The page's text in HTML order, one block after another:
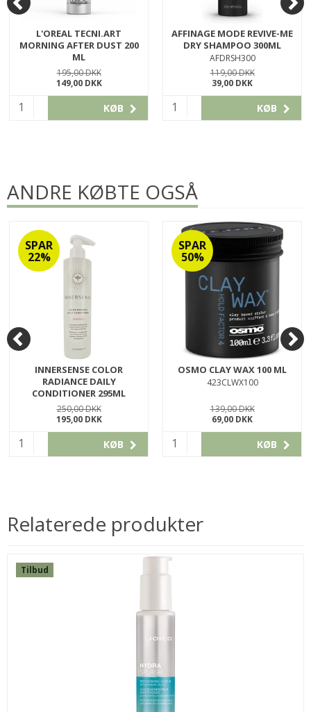
L'OREAL TECNI.ART
MORNING AFTER DUST 200
ML
LTAMORN200
195,00 DKK
149,00 DKK
KØB
AFFINAGE MODE REVIVE-ME
DRY SHAMPOO 300ML
AFDRSH300
119,00 DKK
39,00 DKK
KØB
ANDRE KØBTE OGSÅ
SPAR
22%
INNERSENSE COLOR
RADIANCE DAILY
CONDITIONER 295ML
ISCOLCON294
250,00 DKK
195,00 DKK
KØB
SPAR
50%
OSMO CLAY WAX 100 ML
423CLWX100
139,00 DKK
69,00 DKK
KØB
Relaterede produkter
Tilbud